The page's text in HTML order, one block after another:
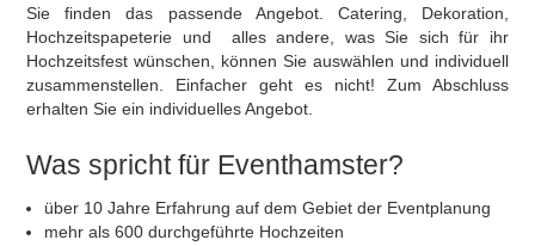
Sie finden das passende Angebot. Catering, Dekoration,
Hochzeitspapeterie und alles andere, was Sie sich für ihr
Hochzeitsfest wünschen, können Sie auswählen und individuell
zusammenstellen. Einfacher geht es nicht! Zum Abschluss
erhalten Sie ein individuelles Angebot.
Was spricht für Eventhamster?
über 10 Jahre Erfahrung auf dem Gebiet der Eventplanung
mehr als 600 durchgeführte Hochzeiten